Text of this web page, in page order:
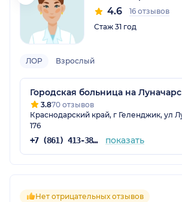
4.6
16 отзывов
Стаж 31 год
ЛОР Взрослый
Городская больница на
3.870 отзывов
Краснодарский край, г Геленджик, ул
176
+7 (861) 413-38-31 показать
Нет отрицательных отзывов